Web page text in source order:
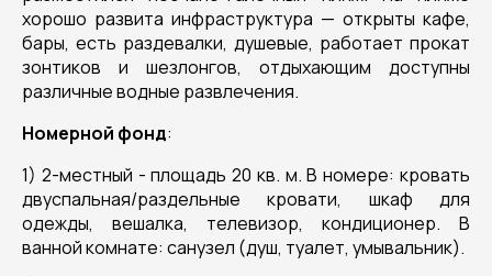
хорошо развита инфраструктура — открыты кафе,
бары, есть раздевалки, душевые, работает прокат
зонтиков и шезлонгов, отдыхающим доступны
различные водные развлечения.
Номерной фонд:
1) 2-местный - площадь 20 кв. м. В номере: кровать
двуспальная/раздельные кровати, шкаф для
одежды, вешалка, телевизор, кондиционер. В
ванной комнате: санузел (душ, туалет, умывальник).